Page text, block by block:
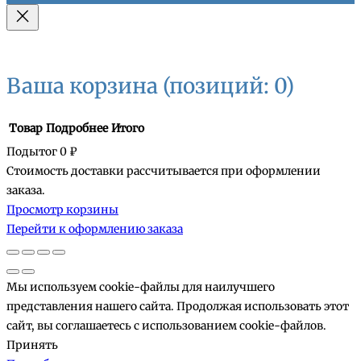
Ваша корзина (позиций: 0)
Товары
в
корзине
Товар Подробнее Итого
Подытог0 ₽
Стоимость доставки рассчитывается при оформлении
заказа.
Просмотр корзины
Перейти к оформлению заказа
Мы используем cookie-файлы для наилучшего
представления нашего сайта. Продолжая использовать этот
сайт, вы соглашаетесь с использованием cookie-файлов.
Принять